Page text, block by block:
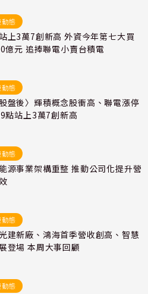
動態
上3萬7創新高 外資今年第七大買
億元 追捧聯電小賣台積電
動態
股盤後〉輝積概念股衝高、聯電漲停
點站上3萬7創新高
動態
源事業架構重整 推動公司化提升營
動態
建新廠、鴻海首季營收創高、智慧
登場 本周大事回顧
動態